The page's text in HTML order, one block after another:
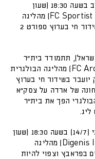
האימון הראשון במחנה שיתקיים הערב בשעה 18:30 (שעון
ישראל) מול ספורטיסט סווג (FC Sportist Svoge) מהליגה
הבולגרית השנייה. המשחק יועבר בשידור חי בערוץ ספורט 2
7) בשעה 10:30 (שעון ישראל), תתמודד בית״ר
מול ארדה קרדז׳אלי (FC Arda Kardzhali) מהליגה הבולגרית
בשידור חי בערוץ
ניצחונה של ארדה על צסק״א
הפך את בית״ר
ליג.
משחק האימון השלישי ייערך ביום שני (14/7) בשעה 18:30 (שעון
ישראל) מול דיגניס איפסונה (Digenis Ipsona) מהליגה
בפראבץ וצפוי להיות